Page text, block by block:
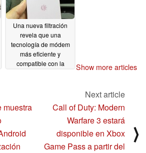
Una nueva filtración
revela que una
tecnología de módem
más eficiente y
compatible con la
Show more articles
muestra
Next article
Call of Duty: Modern
Warfare 3 estará
disponible en Xbox
Game Pass a partir del
⟩